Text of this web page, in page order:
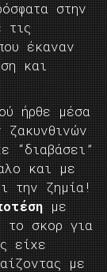
στην
τις
έκαναν
και
ήρθε μέσα
ζακυνθινών
“διαβάσει”
και με
την ζημία!
με
το σκορ για
είχε
με